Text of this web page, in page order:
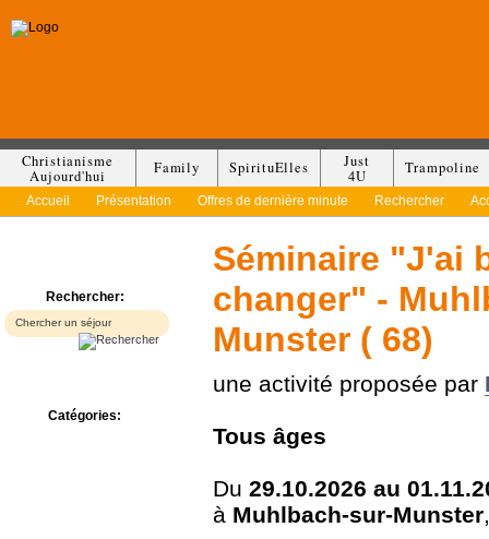
Christianisme
Aujourd'hui
Family SpirituElles
Just
4U
Trampoline
Accueil Présentation Offres de dernière minute Rechercher
Rechercher:
Catégories:
Séminaire "J'ai
changer" -
Munster ( 68)
une activité proposée par
Tous âges
Du 29.10.2026 au
à Muhlbach-sur-Munster